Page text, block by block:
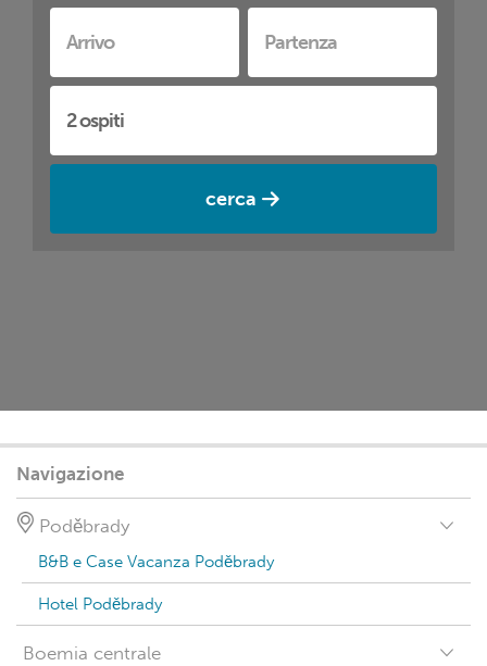
cerca
Navigazione
Poděbrady
B&B e Case Vacanza Poděbrady
Hotel Poděbrady
Boemia centrale